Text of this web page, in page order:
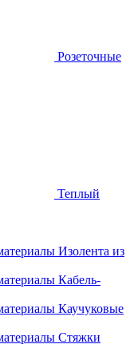
Розеточные
Теплый
Изолента из
Кабель-
Каучуковые
Стяжки